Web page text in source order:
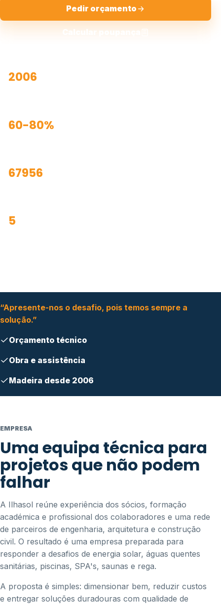
Pedir orçamento
Calcular poupança
2006
60-80%
67956
5
“Apresente-nos o desafio, pois temos sempre a
solução.”
Orçamento técnico
Obra e assistência
Madeira desde 2006
EMPRESA
Uma equipa técnica para
projetos que não podem
falhar
A Ilhasol reúne experiência dos sócios, formação
académica e profissional dos colaboradores e uma rede
de parceiros de engenharia, arquitetura e construção
civil. O resultado é uma empresa preparada para
responder a desafios de energia solar, águas quentes
sanitárias, piscinas, SPA's, saunas e rega.
A proposta é simples: dimensionar bem, reduzir custos
e entregar soluções duradouras com qualidade de